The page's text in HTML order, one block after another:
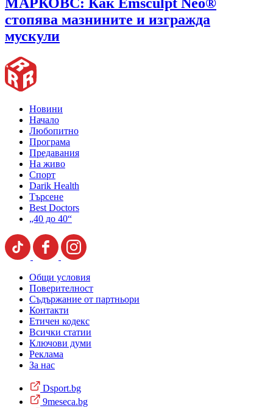
МАРКОВС: Как Emsculpt Neo®
стопява мазнините и изгражда
мускули
Новини
Начало
Любопитно
Програма
Предавания
На живо
Спорт
Darik Health
Търсене
Best Doctors
„40 до 40“
Общи условия
Поверителност
Съдържание от партньори
Контакти
Етичен кодекс
Всички статии
Ключови думи
Реклама
За нас
Dsport.bg
9meseca.bg